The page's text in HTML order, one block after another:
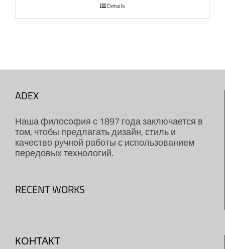
Details
ADEX
Наша философия с 1897 года заключается в
том, чтобы предлагать дизайн, стиль и
качество ручной работы с использованием
передовых технологий.
RECENT WORKS
КОНТАКТ